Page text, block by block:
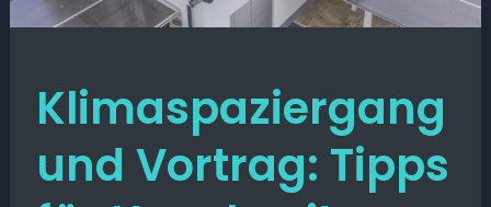
Klimaspaziergang
und Vortrag: Tipps